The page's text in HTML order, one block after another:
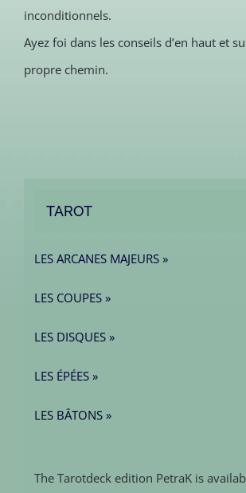
inconditionnels.
Ayez foi dans les conseils d’en haut et
propre chemin.
TAROT
LES ARCANES MAJEURS »
LES COUPES »
LES DISQUES »
LES ÉPÉES »
LES BÂTONS »
The Tarotdeck edition PetraK is